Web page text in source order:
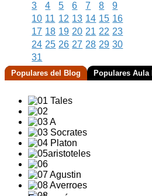
3
4 5 6 7 8
9
10 11 12 13 14 15 16
17 18 19 20 21 22 23
24 25 26 27 28 29 30
31
Populares del Blog Populares